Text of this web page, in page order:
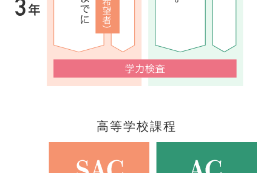
高等学校課程